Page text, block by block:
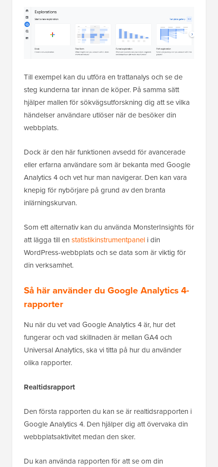
Till exempel kan du utföra en trattanalys och se de
steg kunderna tar innan de köper. På samma sätt
hjälper mallen för sökvägsutforskning dig att se vilka
händelser användare utlöser när de besöker din
webbplats.
Dock är den här funktionen avsedd för avancerade
eller erfarna användare som är bekanta med Google
Analytics 4 och vet hur man navigerar. Den kan vara
knepig för nybörjare på grund av den branta
inlärningskurvan.
Som ett alternativ kan du använda MonsterInsights för
att lägga till en statistikinstrumentpanel i din
WordPress-webbplats och se data som är viktig för
din verksamhet.
Så här använder du Google Analytics 4-
rapporter
Nu när du vet vad Google Analytics 4 är, hur det
fungerar och vad skillnaden är mellan GA4 och
Universal Analytics, ska vi titta på hur du använder
olika rapporter.
Realtidsrapport
Den första rapporten du kan se är realtidsrapporten i
Google Analytics 4. Den hjälper dig att övervaka din
webbplatsaktivitet medan den sker.
Du kan använda rapporten för att se om din